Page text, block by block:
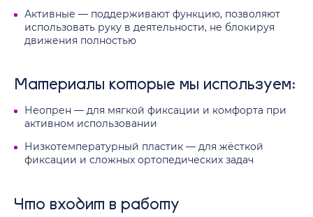
Активные — поддерживают функцию, позволяют
использовать руку в деятельности, не блокируя
движения полностью
Материалы которые мы используем:
Неопрен — для мягкой фиксации и комфорта при
активном использовании
Низкотемпературный пластик — для жёсткой
фиксации и сложных ортопедических задач
Что входит в работу